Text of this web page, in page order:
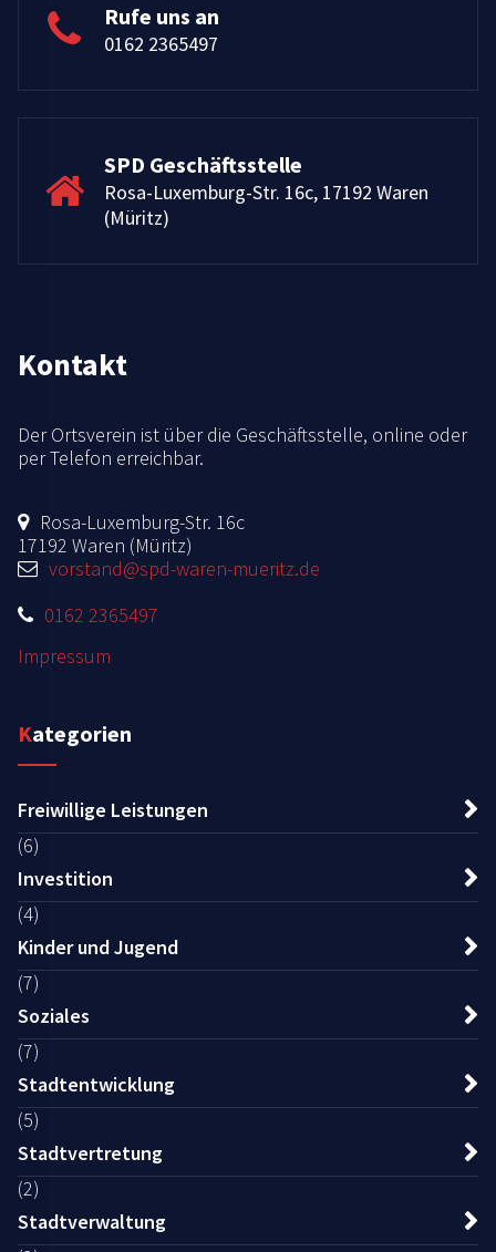
Rufe uns an
0162 2365497
SPD Geschäftsstelle
Rosa-Luxemburg-Str. 16c, 17192 Waren
(Müritz)
Kontakt
Der Ortsverein ist über die Geschäftsstelle, online oder
per Telefon erreichbar.
Rosa-Luxemburg-Str. 16c
17192 Waren (Müritz)
vorstand@spd-waren-mueritz.de
0162 2365497
Impressum
Kategorien
Freiwillige Leistungen
(6)
Investition
(4)
Kinder und Jugend
(7)
Soziales
(7)
Stadtentwicklung
(5)
Stadtvertretung
(2)
Stadtverwaltung